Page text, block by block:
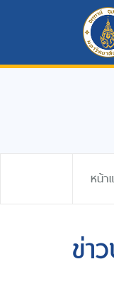
หน้า
ข่า